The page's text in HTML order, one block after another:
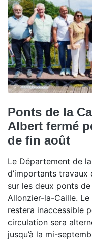
Ponts de la
Albert fermé
de fin août
Le Département de
d’importants
sur les deux ponts
Allonzier-la-Caille.
restera inaccessible
circulation sera
jusqu’à la mi-